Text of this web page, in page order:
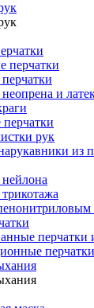
перчатки
и
рук
из
перчатки
перчатки